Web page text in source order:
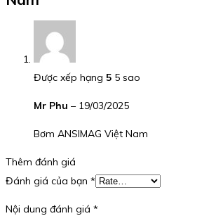
Được xếp hạng 5 5 sao
Mr Phu – 19/03/2025
Bơm ANSIMAG Việt Nam
Thêm đánh giá
Đánh giá của bạn *
Nội dung đánh giá *